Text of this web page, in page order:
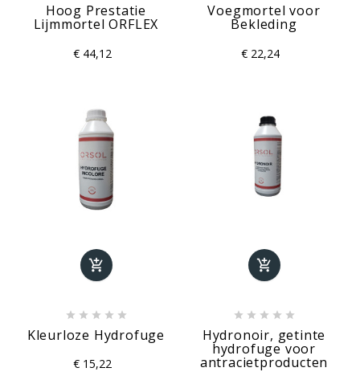
Hoog Prestatie
Lijmmortel ORFLEX
€ 44,12
Voegmortel voor
Bekleding
€ 22,24

    
Kleurloze Hydrofuge
€ 15,22

    
Hydronoir, getinte
hydrofuge voor
antracietproducten